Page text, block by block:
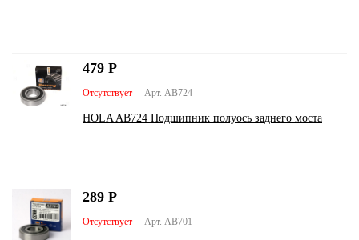
Арт. AB724
Отсутствует
HOLA AB724 Подшипник полуось заднего моста
479 Р
Арт. AB701
Отсутствует
289 Р